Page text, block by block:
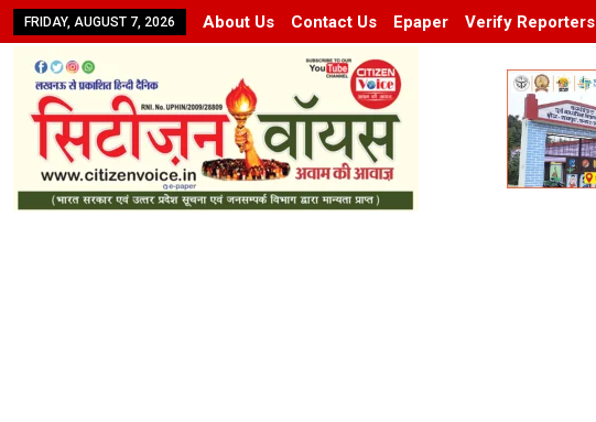
FRIDAY, AUGUST 7, 2026 About Us Contact Us Epaper Verify Reporters